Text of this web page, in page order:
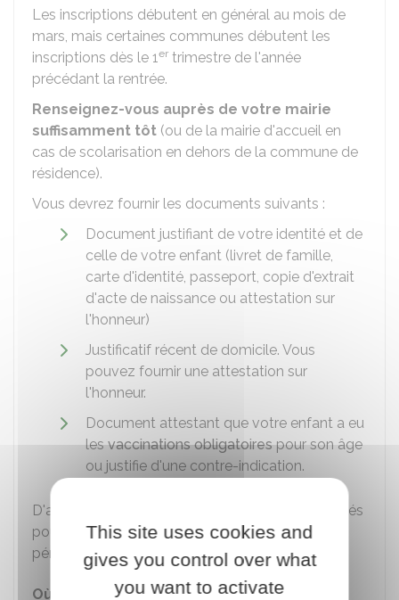
Les inscriptions débutent en général au mois de
mars, mais certaines communes débutent les
inscriptions dès le 1er trimestre de l'année
précédant la rentrée.
Renseignez-vous auprès de votre mairie
suffisamment tôt (ou de la mairie d'accueil en
cas de scolarisation en dehors de la commune de
résidence).
Vous devrez fournir les documents suivants :
Document justifiant de votre identité et de
celle de votre enfant (livret de famille,
carte d'identité, passeport, copie d'extrait
d'acte de naissance ou attestation sur
l'honneur)
Justificatif récent de domicile. Vous
pouvez fournir une attestation sur
l'honneur.
Document attestant que votre enfant a eu
lesvaccinations obligatoirespour son âge
ou justifie d'une contre-indication.
D'autres documents peuvent aussi être demandés
pour la cantine scolaire ou les activités
périscolaires.
Où s'adresser ?
This site uses cookies and
gives you control over what
you want to activate